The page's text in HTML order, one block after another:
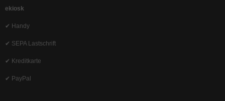
ekiosk
✔ Handy
✔ SEPA Lastschrift
✔ Kreditkarte
✔ PayPal